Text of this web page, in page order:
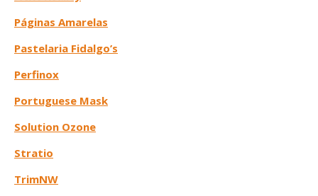
Páginas Amarelas
Pastelaria Fidalgo’s
Perfinox
Portuguese Mask
Solution Ozone
Stratio
TrimNW